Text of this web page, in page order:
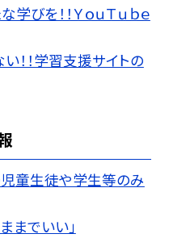
学びを！！ＹｏｕＴｕｂｅ
！！学習支援サイトの
童生徒や学生等のみ
までいい」